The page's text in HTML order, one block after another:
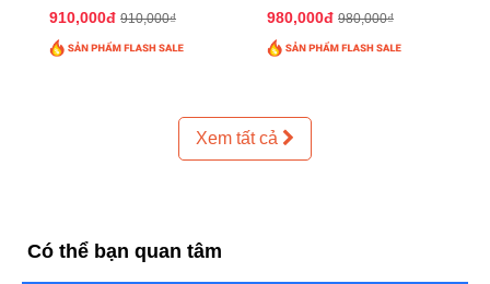
910,000đ 910,000₫ 980,000đ 980,000₫
Xem tất cả
Có thể bạn quan tâm